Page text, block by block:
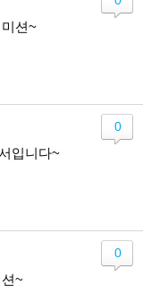
션~
입니다~
0
~
0